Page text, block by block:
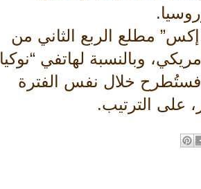
مطلع الربع الثاني من
122 دولار أمريكي، وبالنسبة لهاتفي “نوكيا
خلال نفس الفترة